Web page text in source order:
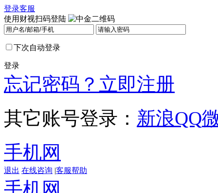
登录客服
使用财视扫码登陆
下次自动登录
登录
忘记密码？ 立即注册
其它账号登录： 新浪QQ
手机网
退出 在线咨询 |客服帮助